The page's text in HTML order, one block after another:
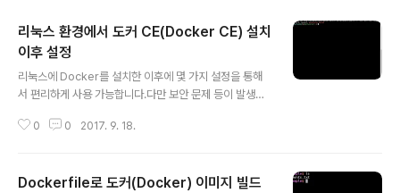
리눅스 환경에서 도커 CE(Docker CE) 설치
이후 설정
리눅스에 Docker를 설치한 이후에 몇 가지 설정을 통해
서 편리하게 사용 가능합니다.다만 보안 문제 등이 발생할
Docker 설치 이후의 설정 방법들입니다. 1. root 계정이
용자가 sudo를 입력하지 않고 사용하는 경우 아래와 같은
0 0 2017. 9. 18.
Dockerfile로 도커(Docker) 이미지 빌드